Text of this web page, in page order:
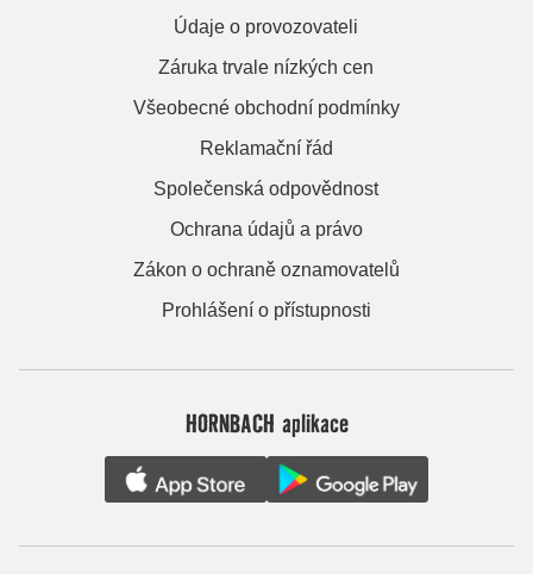
Údaje o provozovateli
Záruka trvale nízkých cen
Všeobecné obchodní podmínky
Reklamační řád
Společenská odpovědnost
Ochrana údajů a právo
Zákon o ochraně oznamovatelů
Prohlášení o přístupnosti
HORNBACH aplikace